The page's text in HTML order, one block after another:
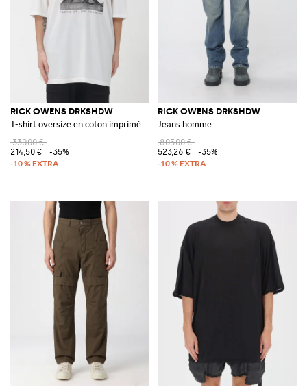
RICK OWENS DRKSHDW
T-shirt oversize en coton imprimé
330,00 €
214,50 €
-35%
RICK OWENS DRKSHDW
Jeans homme
805,00 €
523,26 €
-35%